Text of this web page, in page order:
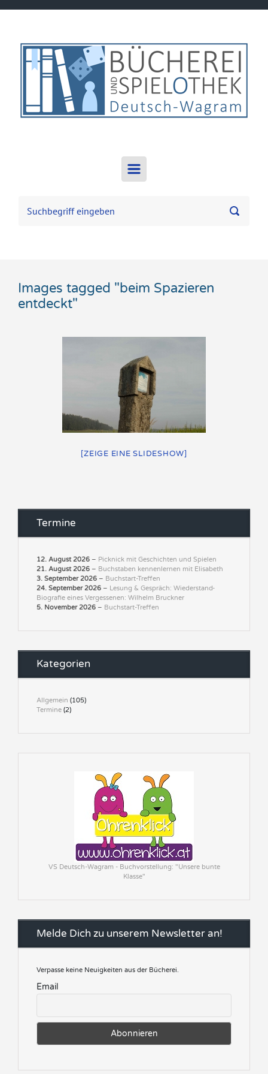
Images tagged "beim Spazieren
entdeckt"
[ZEIGE EINE SLIDESHOW]
Termine
12. August 2026 – Picknick mit Geschichten und Spielen
21. August 2026 – Buchstaben kennenlernen mit Elisabeth
3. September 2026 – Buchstart-Treffen
24. September 2026 – Lesung & Gespräch: Wiederstand-
Biografie eines Vergessenen: Wilhelm Bruckner
5. November 2026 – Buchstart-Treffen
Kategorien
Allgemein (105)
Termine (2)
VS Deutsch-Wagram - Buchvorstellung: "Unsere bunte
Klasse"
Melde Dich zu unserem Newsletter an!
Verpasse keine Neuigkeiten aus der Bücherei.
Email